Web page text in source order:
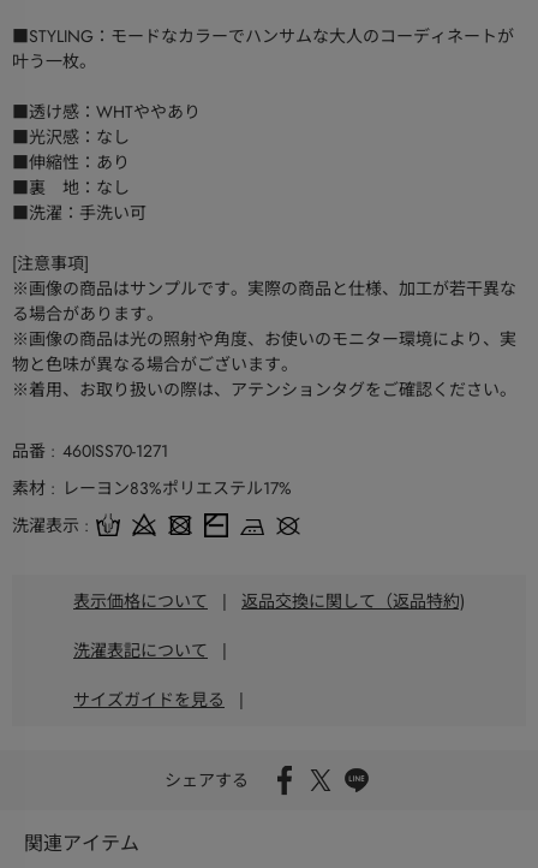
■STYLING：モードなカラーでハンサムな大人のコーディネートが
叶う一枚。
■透け感：WHTややあり
■光沢感：なし
■伸縮性：あり
■裏 地：なし
■洗濯：手洗い可
[注意事項]
※画像の商品はサンプルです。実際の商品と仕様、加工が若干異な
る場合があります。
※画像の商品は光の照射や角度、お使いのモニター環境により、実
物と色味が異なる場合がございます。
※着用、お取り扱いの際は、アテンションタグをご確認ください。
品番
460ISS70-1271
素材
レーヨン83%ポリエステル17%
洗濯表示
表示価格について | 返品交換に関して（返品特約)
洗濯表記について |
サイズガイドを見る |
シェアする
関連アイテム